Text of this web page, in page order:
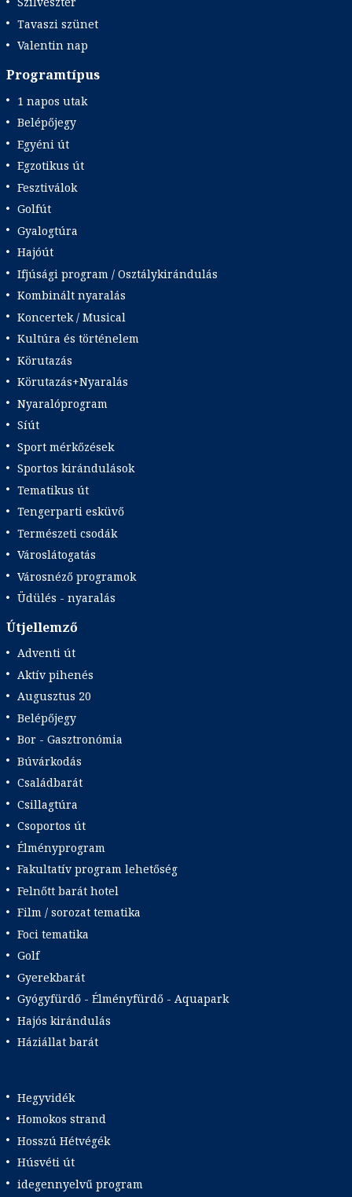
Tavaszi szünet
Valentin nap
Programtípus
1 napos utak
Belépőjegy
Egyéni út
Egzotikus út
Fesztiválok
Golfút
Gyalogtúra
Hajóút
Ifjúsági program / Osztálykirándulás
Kombinált nyaralás
Koncertek / Musical
Kultúra és történelem
Körutazás
Körutazás+Nyaralás
Nyaralóprogram
Síút
Sport mérkőzések
Sportos kirándulások
Tematikus út
Tengerparti esküvő
Természeti csodák
Városlátogatás
Városnéző programok
Üdülés - nyaralás
Útjellemző
Adventi út
Aktív pihenés
Augusztus 20
Belépőjegy
Bor - Gasztronómia
Búvárkodás
Családbarát
Csillagtúra
Csoportos út
Élményprogram
Fakultatív program lehetőség
Felnőtt barát hotel
Film / sorozat tematika
Foci tematika
Golf
Gyerekbarát
Gyógyfürdő - Élményfürdő - Aquapark
Hajós kirándulás
Háziállat barát
Hegyvidék
Homokos strand
Hosszú Hétvégék
Húsvéti út
idegennyelvű program